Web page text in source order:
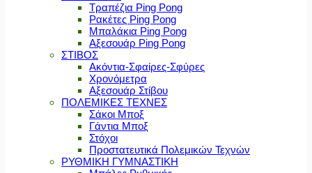
Τραπέζια Ping Pong
Ρακέτες Ping Pong
Μπαλάκια Ping Pong
Αξεσουάρ Ping Pong
ΣΤΙΒΟΣ
Ακόντια-Σφαίρες-Σφύρες
Χρονόμετρα
Αξεσουάρ Στίβου
ΠΟΛΕΜΙΚΕΣ ΤΕΧΝΕΣ
Σάκοι Μποξ
Γάντια Μποξ
Στόχοι
Προστατευτικά Πολεμικών Τεχνών
ΡΥΘΜΙΚΗ ΓΥΜΝΑΣΤΙΚΗ